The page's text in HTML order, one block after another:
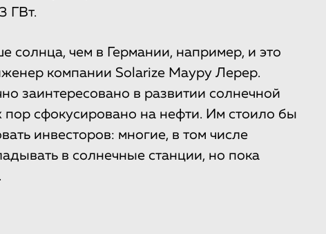
ГВт.
солнца, чем в Германии, например, и это
компании Solarize Мауру Лерер.
заинтересовано в развитии солнечной
пор сфокусировано на нефти. Им стоило бы
инвесторов: многие, в том числе
в солнечные станции, но пока